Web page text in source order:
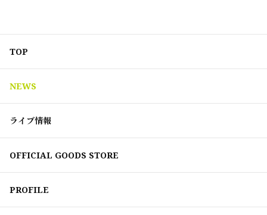
TOP
NEWS
ライブ情報
OFFICIAL GOODS STORE
PROFILE